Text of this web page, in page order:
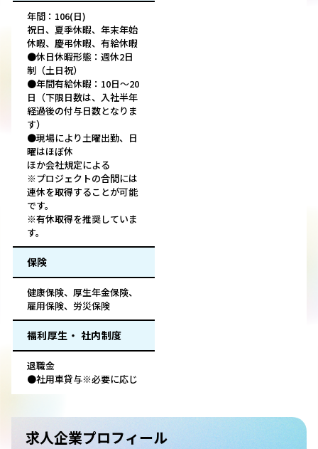
年間：106(日)
祝日、夏季休暇、年末年始
休暇、慶弔休暇、有給休暇
●休日休暇形態：週休2日
制（土日祝）
●年間有給休暇：10日～20
日（下限日数は、入社半年
経過後の付与日数となりま
す）
●現場により土曜出勤、日
曜はほぼ休
ほか会社規定による
※プロジェクトの合間には
連休を取得することが可能
です。
※有休取得を推奨していま
す。
保険
健康保険、厚生年金保険、
雇用保険、労災保険
福利厚生・ 社内制度
退職金
●社用車貸与※必要に応じ
求人企業プロフィール